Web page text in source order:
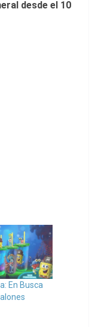
desde el 10
En Busca